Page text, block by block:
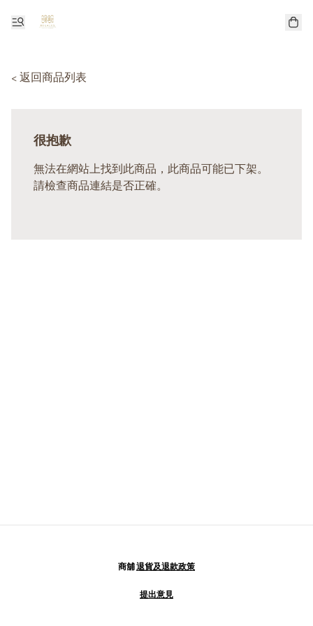
< 返回商品列表
很抱歉
無法在網站上找到此商品，此商品可能已下架。
請檢查商品連結是否正確。
商舖退貨及退款政策
提出意見